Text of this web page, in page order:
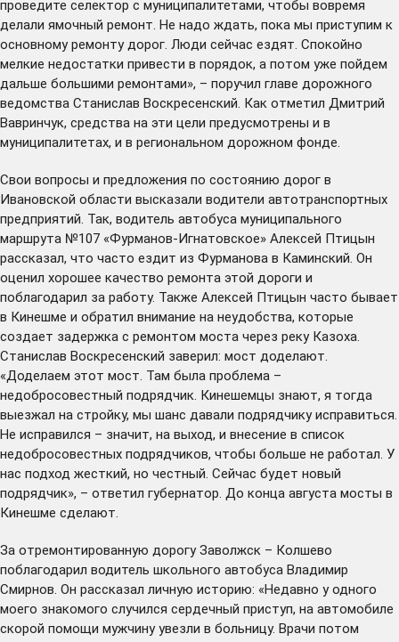
проведите селектор с муниципалитетами, чтобы вовремя
делали ямочный ремонт. Не надо ждать, пока мы приступим к
основному ремонту дорог. Люди сейчас ездят. Спокойно
мелкие недостатки привести в порядок, а потом уже пойдем
дальше большими ремонтами», – поручил главе дорожного
ведомства Станислав Воскресенский. Как отметил Дмитрий
Вавринчук, средства на эти цели предусмотрены и в
муниципалитетах, и в региональном дорожном фонде.
Свои вопросы и предложения по состоянию дорог в
Ивановской области высказали водители автотранспортных
предприятий. Так, водитель автобуса муниципального
маршрута №107 «Фурманов-Игнатовское» Алексей Птицын
рассказал, что часто ездит из Фурманова в Каминский. Он
оценил хорошее качество ремонта этой дороги и
поблагодарил за работу. Также Алексей Птицын часто бывает
в Кинешме и обратил внимание на неудобства, которые
создает задержка с ремонтом моста через реку Казоха.
Станислав Воскресенский заверил: мост доделают.
«Доделаем этот мост. Там была проблема –
недобросовестный подрядчик. Кинешемцы знают, я тогда
выезжал на стройку, мы шанс давали подрядчику исправиться.
Не исправился – значит, на выход, и внесение в список
недобросовестных подрядчиков, чтобы больше не работал. У
нас подход жесткий, но честный. Сейчас будет новый
подрядчик», – ответил губернатор. До конца августа мосты в
Кинешме сделают.
За отремонтированную дорогу Заволжск – Колшево
поблагодарил водитель школьного автобуса Владимир
Смирнов. Он рассказал личную историю: «Недавно у одного
моего знакомого случился сердечный приступ, на автомобиле
скорой помощи мужчину увезли в больницу. Врачи потом